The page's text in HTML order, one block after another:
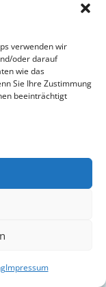
verwenden wir
oder darauf
wie das
Sie Ihre Zustimmung
beeinträchtigt
Impressum